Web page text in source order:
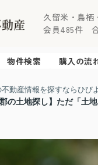
久留米・鳥栖
会員485件
物件検索 購入の流
動産情報を探すならひび
郡の土地探し】ただ「土